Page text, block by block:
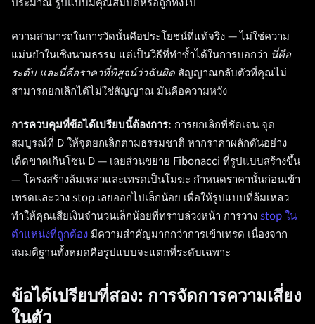
ประมาณ รูปแบบมีคุณสมบัติหรือถูกทิ้งไป
ความสามารถในการวัดนั้นคือประโยชน์ที่แท้จริง — ไม่ใช่ความ
แม่นยำในเชิงนามธรรม แต่เป็นวิธีที่ทำซ้ำได้ในการบอกว่า นี่คือ
ระดับ และนี่คือราคาที่พิสูจน์ว่าฉันผิด สัญญาณกลับตัวที่คุณไม่
สามารถยกเลิกได้ไม่ใช่สัญญาณ มันคือความหวัง
การควบคุมที่ข้อได้เปรียบนี้ต้องการ: การยกเลิกที่ชัดเจน จุด
สมบูรณ์ที่ D ให้จุดยกเลิกตามธรรมชาติ หากราคาผลักดันอย่าง
เด็ดขาดเกินโซน D — เลยส่วนขยาย Fibonacci ที่รูปแบบสร้างขึ้น
— โครงสร้างล้มเหลวและเทรดเป็นโมฆะ กำหนดราคานั้นก่อนเข้า
เทรดและวาง stop เลยออกไปเล็กน้อย เพื่อให้รูปแบบที่ล้มเหลว
ทำให้คุณเสียเงินจำนวนเล็กน้อยที่ทราบล่วงหน้า การวาง stop ใน
ตำแหน่งที่ถูกต้อง มีความสำคัญมากกว่าการเข้าเทรด เนื่องจาก
สมมติฐานทั้งหมดคือรูปแบบจะแตกที่ระดับเฉพาะ
ข้อได้เปรียบที่สอง: การจัดการความเสี่ยง
ในตัว